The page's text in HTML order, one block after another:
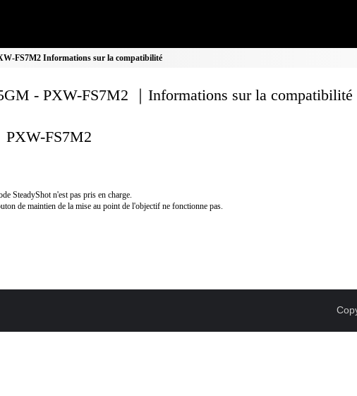
FS7M2 Informations sur la compatibilité
- PXW-FS7M2 ｜Informations sur la compatibilité
PXW-FS7M2
SteadyShot n'est pas pris en charge.
de maintien de la mise au point de l'objectif ne fonctionne pas.